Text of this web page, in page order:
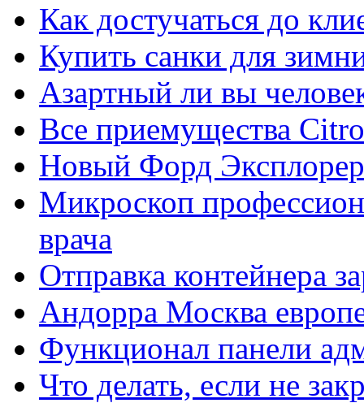
Как достучаться до
Купить санки для
Азартный ли вы
Все приемущества
Новый Форд
Микроскоп
врача
Отправка контейнера
Андорра Москва
Функционал панели
Что делать, если не